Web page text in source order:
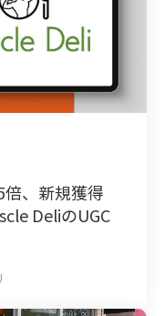
倍、新規獲得
DeliのUGC